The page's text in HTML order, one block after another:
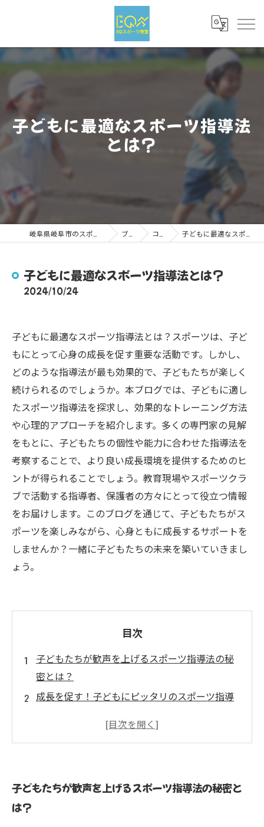
子どもに最適なスポーツ指導法
とは？
ブログ コラム 子どもに最適なスポーツ指導法とは？
子どもに最適なスポーツ指導法とは？
2024/10/24
子どもに最適なスポーツ指導法とは？スポーツは、子ど
もにとって心身の成長を促す重要な活動です。しかし、
どのような指導法が最も効果的で、子どもたちが楽しく
続けられるのでしょうか。本ブログでは、子どもに適し
たスポーツ指導法を探求し、効果的なトレーニング方法
や心理的アプローチを紹介します。多くの専門家の見解
をもとに、子どもたちの個性や能力に合わせた指導法を
考察することで、より良い成長環境を提供するためのヒ
ントが得られることでしょう。教育現場やスポーツクラ
ブで活動する指導者、保護者の方々にとって役立つ情報
をお届けします。このブログを通じて、子どもたちがス
ポーツを楽しみながら、心身ともに成長するサポートを
しませんか？一緒に子どもたちの未来を築いていきまし
ょう。
目次
子どもたちが歓声を上げるスポーツ指導法の秘
密とは？
成長を促す！子どもにピッタリのスポーツ指導
遊び感覚で学べる！効果的なトレーニング方法
引き出す指導法
子どもたちが歓声を上げるスポーツ指導法の秘密と
は？